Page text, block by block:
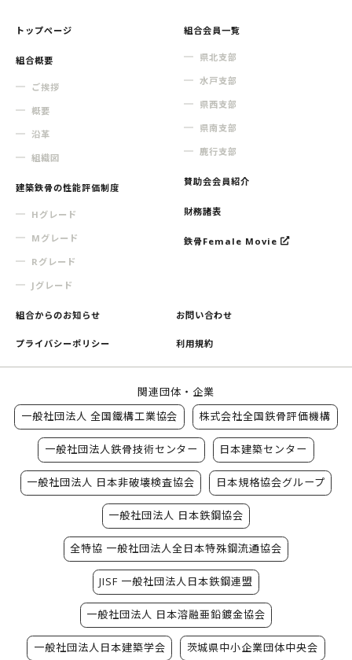
トップページ
組合概要
ご挨拶
概要
沿革
組織図
建築鉄骨の性能評価制度
Hグレード
Mグレード
Rグレード
Jグレード
組合会員一覧
県北支部
水戸支部
県西支部
県南支部
鹿行支部
賛助会会員紹介
財務諸表
鉄骨Female Movie
組合からのお知らせ お問い合わせ
プライバシーポリシー 利用規約
関連団体・企業
一般社団法人 全国鐵構工業協会
株式会社全国鉄骨評価機構
一般社団法人鉄骨技術センター 日本建築センター
一般社団法人 日本非破壊検査協会 日本規格協会グループ
一般社団法人 日本鉄鋼協会
全特協 一般社団法人全日本特殊鋼流通協会
JISF 一般社団法人日本鉄鋼連盟
一般社団法人 日本溶融亜鉛鍍金協会
一般社団法人日本建築学会 茨城県中小企業団体中央会